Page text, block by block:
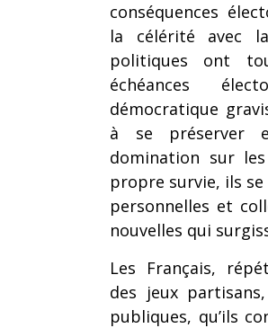
conséquences
la célérité avec
politiques ont
échéances
démocratique
à se préserver
domination sur
propre survie, ils
personnelles et
nouvelles qui
Les Français,
des jeux
publiques, qu’ils